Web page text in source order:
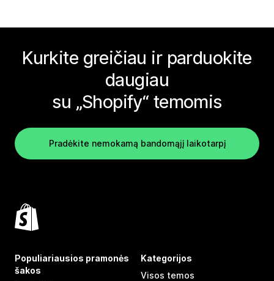
Kurkite greičiau ir parduokite
daugiau
su „Shopify“ temomis
Pradėkite nemokamą bandomąjį laikotarpį
Populiariausios pramonės
šakos
Kategorijos
Visos temos